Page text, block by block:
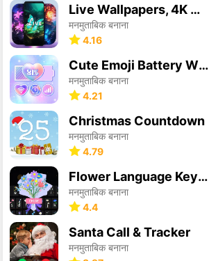
Live Wallpapers, 4K Wallpapers
मनमुताबिक बनाना
4.16
Cute Emoji Battery Widget
मनमुताबिक बनाना
4.21
Christmas Countdown
मनमुताबिक बनाना
4.79
Flower Language Keyboard
मनमुताबिक बनाना
4.4
Santa Call & Tracker
मनमुताबिक बनाना